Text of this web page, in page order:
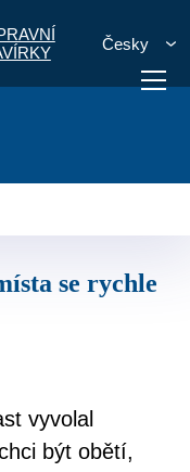
Česky
vyvolal
být obětí,